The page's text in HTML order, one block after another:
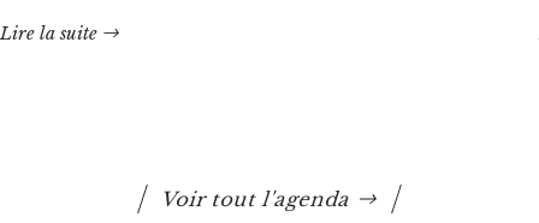
Lire la suite
Voir tout l'agenda